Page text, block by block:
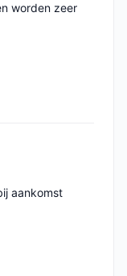
worden zeer
aankomst